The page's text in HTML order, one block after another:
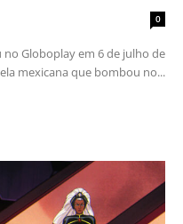
0
no Globoplay em 6 de julho de
mexicana que bombou no...